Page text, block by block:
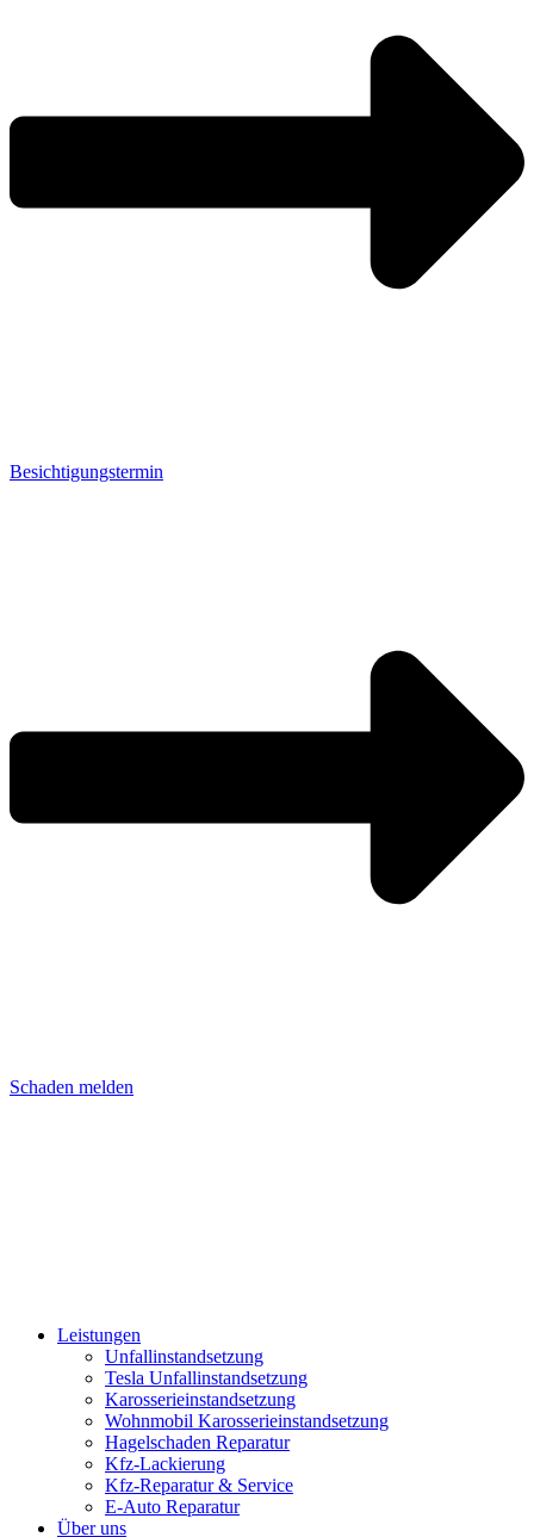
Besichtigungstermin
Schaden melden
Leistungen
Unfallinstandsetzung
Tesla Unfallinstandsetzung
Karosserieinstandsetzung
Wohnmobil Karosserieinstandsetzung
Hagelschaden Reparatur
Kfz-Lackierung
Kfz-Reparatur & Service
E-Auto Reparatur
Über uns